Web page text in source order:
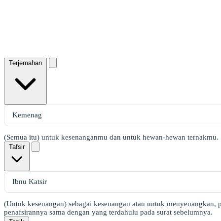
Terjemahan
(Semua itu) untuk kesenanganmu dan untuk hewan-hewan ternakmu.
Tafsir
(Untuk kesenangan) sebagai kesenangan atau untuk
penafsirannya sama dengan yang terdahulu pada surat sebelumnya.